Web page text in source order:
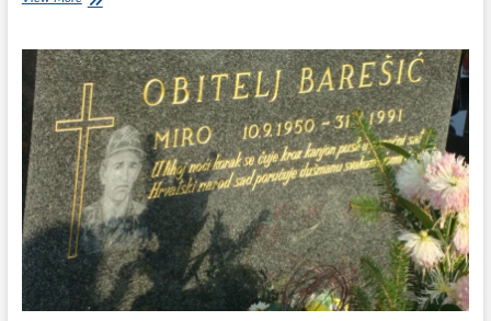
u
spomen
na
poginule
hrvatske
vitezove:
Barešić,
Turić,
Bokanović,
Pandžić